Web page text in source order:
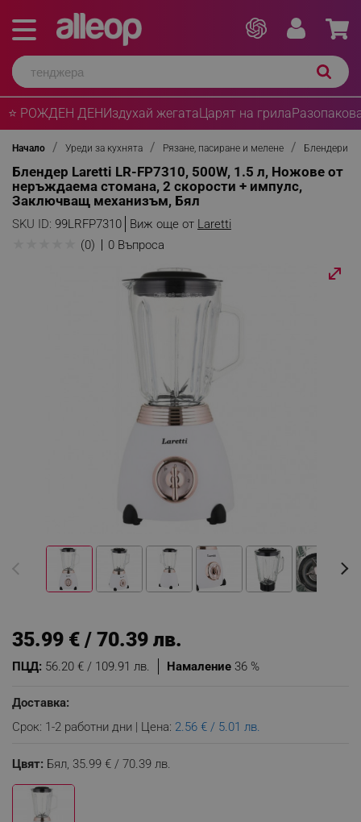
⭐ РОЖДЕН ДЕНИздухай жегатаЦарят на грила
Начало Уреди за кухнята Рязане, пасиране и мелене Блендери
Блендер Laretti LR-FP7310, 500W, 1.5 л, Ножове от
неръждаема стомана, 2 скорости + импулс,
Заключващ механизъм, Бял
SKU ID: 99LRFP7310 Виж още от Laretti
(0) 0 Въпроса
Намаление 36 %
ПЦД: 56.20 € / 109.91 лв.
35.99 € / 70.39 лв.
Доставка:
Срок: 1-2 работни дни | Цена: 2.56 € / 5.01 лв.
Цвят: Бял, 35.99 € / 70.39 лв.